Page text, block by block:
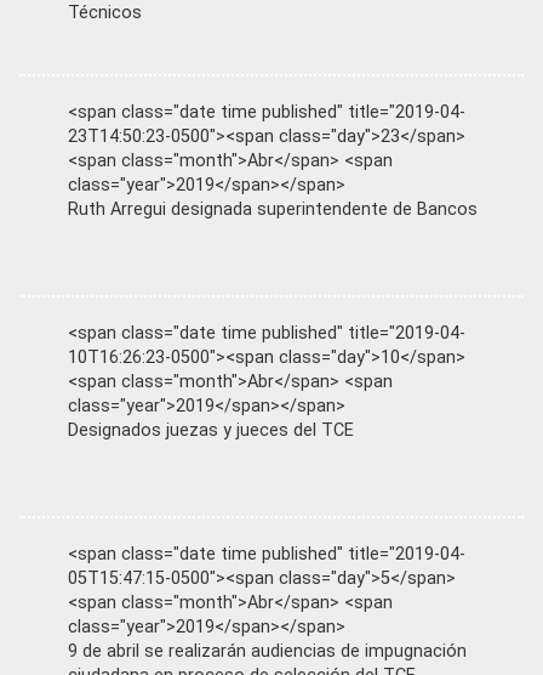
Técnicos
<span class="date time published" title="2019-04-
23T14:50:23-0500"><span class="day">23</span>
<span class="month">Abr</span> <span
class="year">2019</span></span>
Ruth Arregui designada superintendente de Bancos
<span class="date time published" title="2019-04-
10T16:26:23-0500"><span class="day">10</span>
<span class="month">Abr</span> <span
class="year">2019</span></span>
Designados juezas y jueces del TCE
<span class="date time published" title="2019-04-
05T15:47:15-0500"><span class="day">5</span>
<span class="month">Abr</span> <span
class="year">2019</span></span>
9 de abril se realizarán audiencias de impugnación